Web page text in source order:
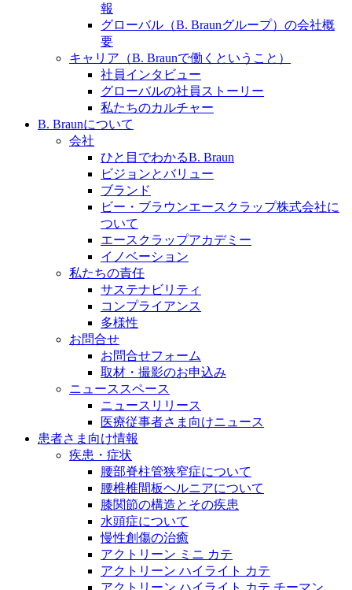
お問合せ先、価格情報、E-Shopのご案内など販売店さ
ま向けの情報スペースです。
お問合せフォームより、ご質問をお送りください。
報
グローバル（B. Braunグループ）の会社概
要
キャリア（B. Braunで働くということ）
社員インタビュー
グローバルの社員ストーリー
私たちのカルチャー
B. Braunについて
会社
ひと目でわかるB. Braun
ビジョンとバリュー
ブランド
ビー・ブラウンエースクラップ株式会社に
ついて
エースクラップアカデミー
イノベーション
私たちの責任
サステナビリティ
コンプライアンス
多様性
お問合せ
お問合せフォーム
取材・撮影のお申込み
ニューススペース
ニュースリリース
医療従事者さま向けニュース
患者さま向け情報
疾患・症状
腰部脊柱管狭窄症について
腰椎椎間板ヘルニアについて
膝関節の構造とその疾患
水頭症について
慢性創傷の治癒
アクトリーン ミニ カテ
アクトリーン ハイライト カテ
アクトリーン ハイライト カテ チーマン